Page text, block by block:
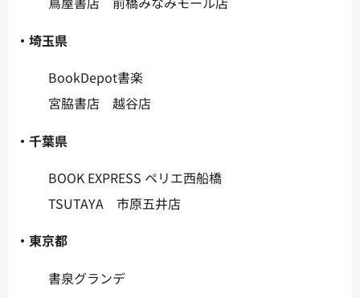
・埼玉県
BookDepot書楽
宮脇書店 越谷店
・千葉県
BOOK EXPRESS ペリエ西船橋
TSUTAYA 市原五井店
・東京都
書泉グランデ